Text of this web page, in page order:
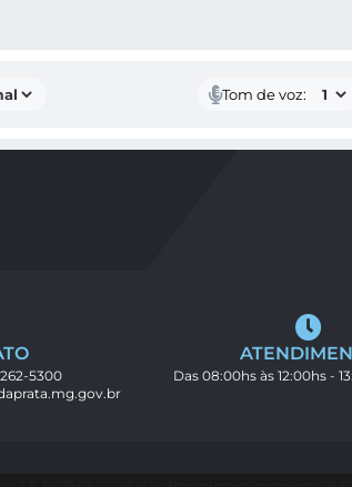
Tom de voz:
5300
Das 08:00hs às 12:00hs -